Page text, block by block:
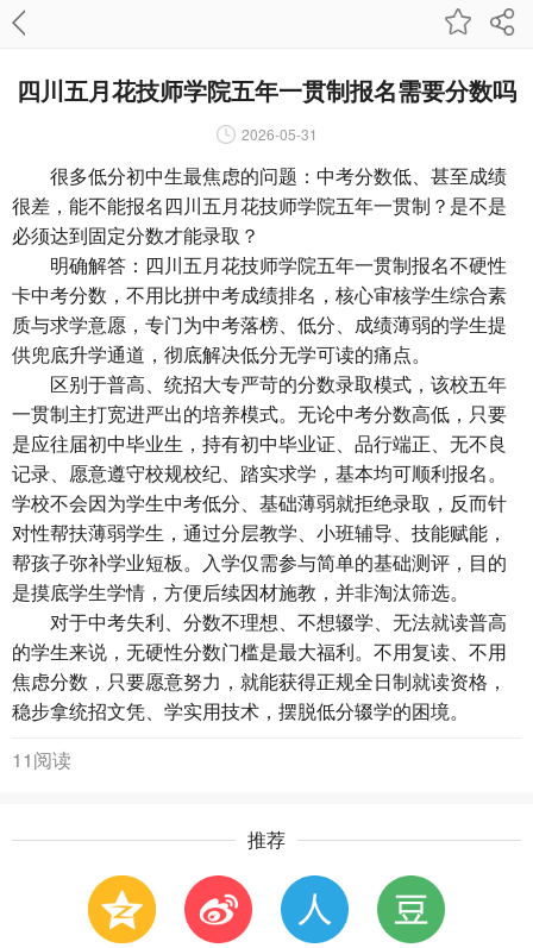
四川五月花技师学院五年一贯制报名需要分数吗
2026-05-31
很多低分初中生最焦虑的问题：中考分数低、甚至成绩
很差，能不能报名四川五月花技师学院五年一贯制？是不是
必须达到固定分数才能录取？
明确解答：四川五月花技师学院五年一贯制报名不硬性
卡中考分数，不用比拼中考成绩排名，核心审核学生综合素
质与求学意愿，专门为中考落榜、低分、成绩薄弱的学生提
供兜底升学通道，彻底解决低分无学可读的痛点。
区别于普高、统招大专严苛的分数录取模式，该校五年
一贯制主打宽进严出的培养模式。无论中考分数高低，只要
是应往届初中毕业生，持有初中毕业证、品行端正、无不良
记录、愿意遵守校规校纪、踏实求学，基本均可顺利报名。
学校不会因为学生中考低分、基础薄弱就拒绝录取，反而针
对性帮扶薄弱学生，通过分层教学、小班辅导、技能赋能，
帮孩子弥补学业短板。入学仅需参与简单的基础测评，目的
是摸底学生学情，方便后续因材施教，并非淘汰筛选。
对于中考失利、分数不理想、不想辍学、无法就读普高
的学生来说，无硬性分数门槛是最大福利。不用复读、不用
焦虑分数，只要愿意努力，就能获得正规全日制就读资格，
稳步拿统招文凭、学实用技术，摆脱低分辍学的困境。
11阅读
推荐